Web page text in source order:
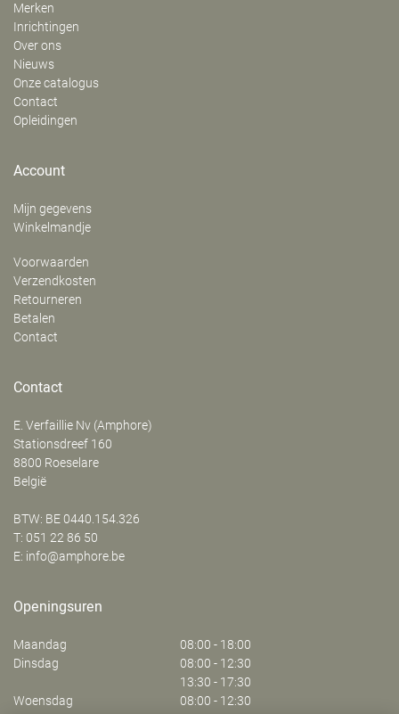
Merken
Inrichtingen
Over ons
Nieuws
Onze catalogus
Contact
Opleidingen
Account
Mijn gegevens
Winkelmandje
Voorwaarden
Verzendkosten
Retourneren
Betalen
Contact
Contact
E. Verfaillie Nv (Amphore)
‍Stationsdreef 160
8800 Roeselare
België
BTW: BE 0440.154.326
T: 051 22 86 50
E: info@amphore.be
Openingsuren
Maandag
08:00 - 18:00
Dinsdag
08:00 - 12:30
13:30 - 17:30
Woensdag
08:00 - 12:30